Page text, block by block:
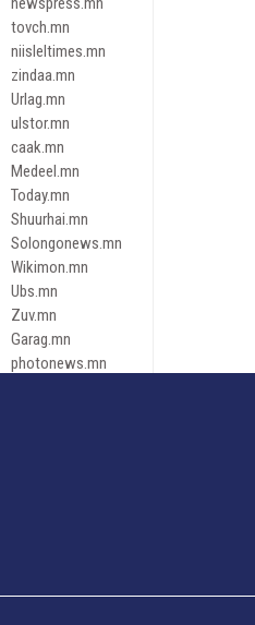
tovch.mn
niisleltimes.mn
zindaa.mn
Urlag.mn
ulstor.mn
caak.mn
Medeel.mn
Today.mn
Shuurhai.mn
Solongonews.mn
Wikimon.mn
Ubs.mn
Zuv.mn
Garag.mn
photonews.mn
Эрх зүй